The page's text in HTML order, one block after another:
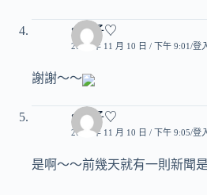
♥玟子♡
2010 年 11 月 10 日 / 下午 9:01 登
謝謝～～
♥玟子♡
2010 年 11 月 10 日 / 下午 9:05 登
是啊～～前幾天就有一則新聞